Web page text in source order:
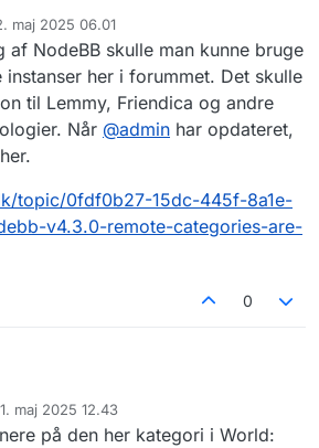
maj 2025 06.01
af
af NodeBB skulle man kunne bruge
her i forummet. Det skulle
til Lemmy, Friendica og andre
Når @admin har opdateret,
topic/0fdf0b27-15dc-445f-8a1e-
v4.3.0-remote-categories-are-
0
maj 2025 12.43
af
på den her kategori i World: